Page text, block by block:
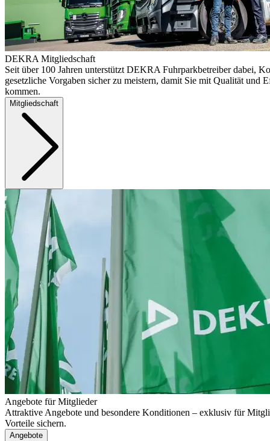
DEKRA Mitgliedschaft
Seit über 100 Jahren unterstützt DEKRA Fuhrparkbetreiber dabei,
gesetzliche Vorgaben sicher zu meistern, damit Sie mit Qualität und
kommen.
Mitgliedschaft
Angebote für Mitglieder
Attraktive Angebote und besondere Konditionen – exklusiv für
Vorteile sichern.
Angebote